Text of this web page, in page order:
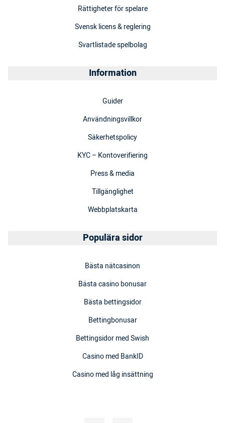
Rättigheter för spelare
Svensk licens & reglering
Svartlistade spelbolag
Information
Guider
Användningsvillkor
Säkerhetspolicy
KYC – Kontoverifiering
Press & media
Tillgänglighet
Webbplatskarta
Populära sidor
Bästa nätcasinon
Bästa casino bonusar
Bästa bettingsidor
Bettingbonusar
Bettingsidor med Swish
Casino med BankID
Casino med låg insättning